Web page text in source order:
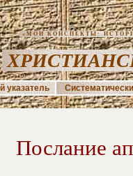
«МОИ КОНСПЕКТЫ:
указатель
Послание